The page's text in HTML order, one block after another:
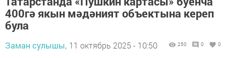
400гә якын мәдәният объектына кереп
була
Заман сулышы, 11 октябрь 2025 - 10:50 250 0 0